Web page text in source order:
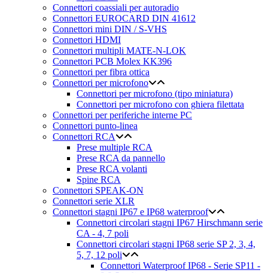
Connettori coassiali per autoradio
Connettori EUROCARD DIN 41612
Connettori mini DIN / S-VHS
Connettori HDMI
Connettori multipli MATE-N-LOK
Connettori PCB Molex KK396
Connettori per fibra ottica
Connettori per microfono
Connettori per microfono (tipo miniatura)
Connettori per microfono con ghiera filettata
Connettori per periferiche interne PC
Connettori punto-linea
Connettori RCA
Prese multiple RCA
Prese RCA da pannello
Prese RCA volanti
Spine RCA
Connettori SPEAK-ON
Connettori serie XLR
Connettori stagni IP67 e IP68 waterproof
Connettori circolari stagni IP67 Hirschmann serie
CA - 4, 7 poli
Connettori circolari stagni IP68 serie SP 2, 3, 4,
5, 7, 12 poli
Connettori Waterproof IP68 - Serie SP11 -